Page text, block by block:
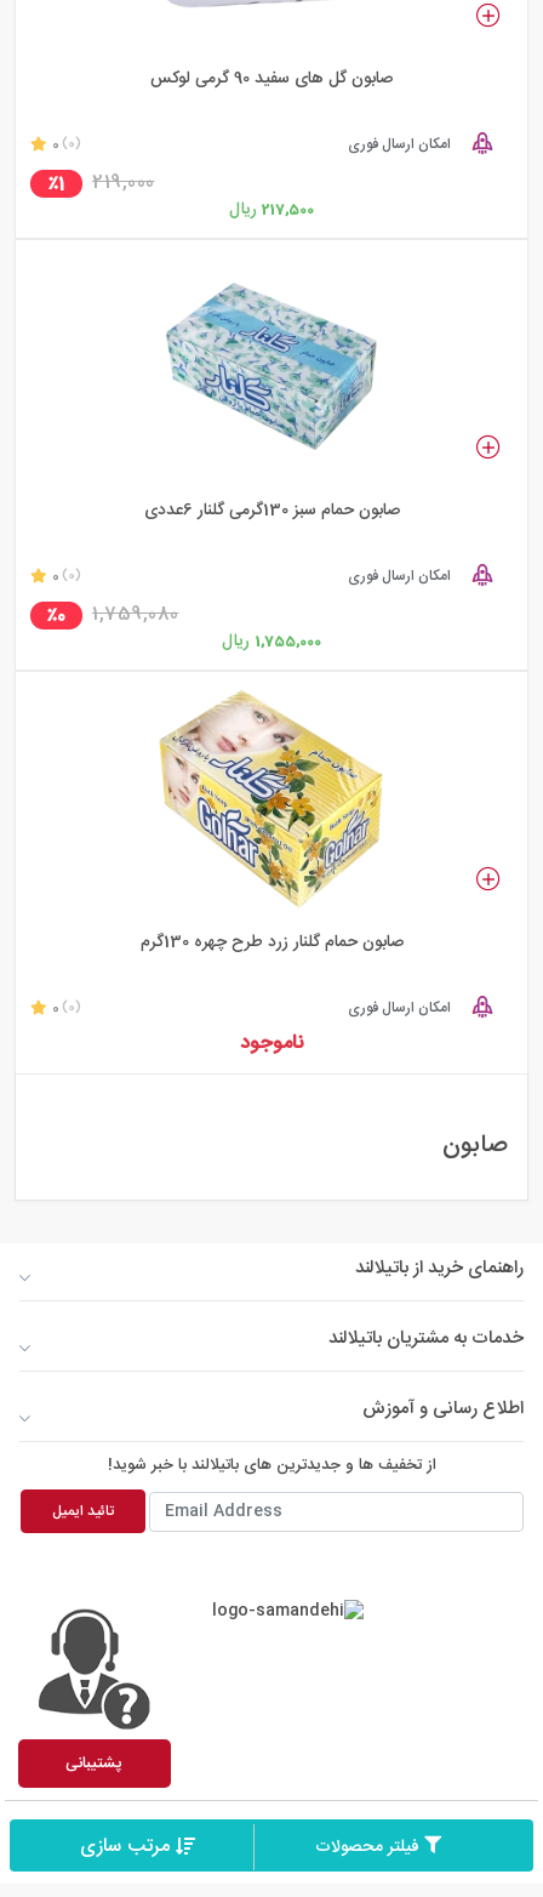
فیلتر محصولات مرتب سازی
صابون گل های سفید 90 گرمی لوکس
امکان ارسال فوری 0 (0)
219,000 ٪1
217,500 ریال
صابون حمام سبز 130گرمی گلنار 6عددی
امکان ارسال فوری 0 (0)
1,759,080 ٪0
1,755,000 ریال
صابون حمام گلنار زرد طرح چهره 130گرم
امکان ارسال فوری 0 (0)
ناموجود
صابون
راهنمای خرید از باتیلالند
خدمات به مشتریان باتیلالند
اطلاع رسانی و آموزش
از تخفیف ها و جدیدترین های باتیلالند با خبر شوید!
تائید ایمیل
پشتیبانی
درباه باتیلالند
تمامی حقوق نزد باتیلالند محفوظ است